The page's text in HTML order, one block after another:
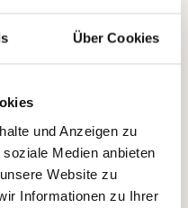
Über Cookies
und Anzeigen zu
Medien anbieten
Website zu
Informationen zu Ihrer